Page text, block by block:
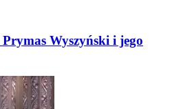
Wyszyński i jego